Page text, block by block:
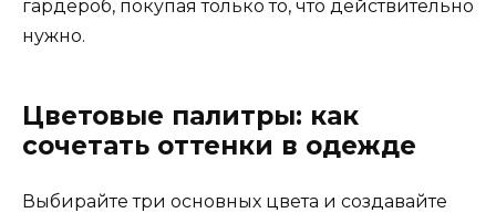
гардероб, покупая только то, что действительно
нужно.
Цветовые палитры: как
сочетать оттенки в одежде
Выбирайте три основных цвета и создавайте